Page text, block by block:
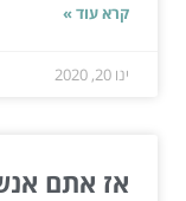
קרא עוד »
ינו 20, 2020
אז אתם